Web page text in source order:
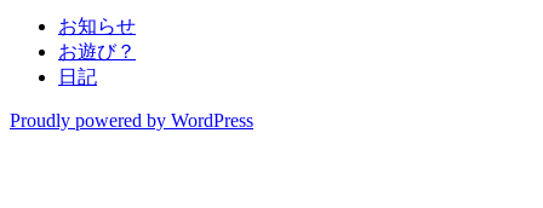
お知らせ
お遊び？
日記
Proudly powered by WordPress